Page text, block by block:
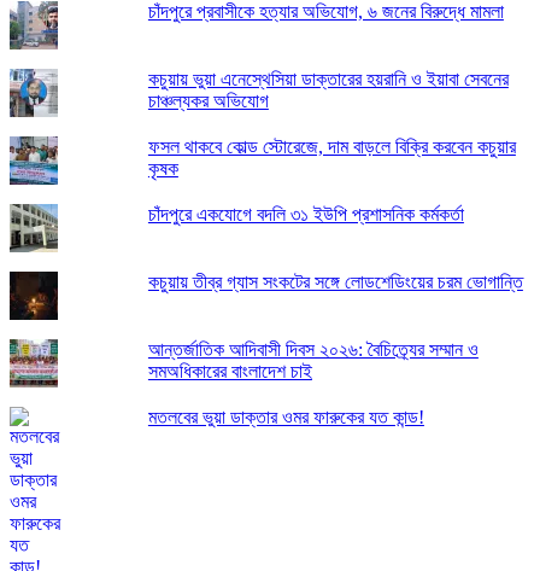
চাঁদপুরে প্রবাসীকে হত্যার অভিযোগ, ৬ জনের বিরুদ্ধে মামলা
কচুয়ায় ভুয়া এনেস্থেসিয়া ডাক্তারের হয়রানি ও ইয়াবা সেবনের
চাঞ্চল্যকর অভিযোগ
ফসল থাকবে কোল্ড স্টোরেজে, দাম বাড়লে বিক্রি করবেন কচুয়ার
কৃষক
চাঁদপুরে একযোগে বদলি ৩১ ইউপি প্রশাসনিক কর্মকর্তা
কচুয়ায় তীব্র গ্যাস সংকটের সঙ্গে লোডশেডিংয়ের চরম ভোগান্তি
আন্তর্জাতিক আদিবাসী দিবস ২০২৬: বৈচিত্র্যের সম্মান ও
সমঅধিকারের বাংলাদেশ চাই
মতলবের ভুয়া ডাক্তার ওমর ফারুকের যত কান্ড!